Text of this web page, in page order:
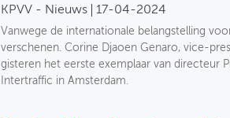
KPVV - Nieuws 17-04-2024
Vanwege de internationale belangstelling
verschenen. Corine Djaoen Genaro, vice-
gisteren het eerste exemplaar van directeur
Intertraffic in Amsterdam.